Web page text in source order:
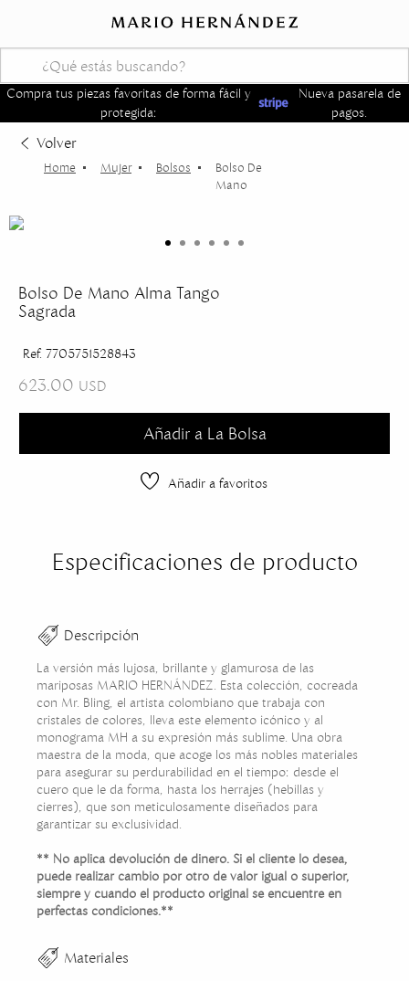
Compra tus piezas favoritas de forma fácil y
protegida:
Nueva pasarela de
pagos.
Volver
Mujer Bolsos
Bolso De
Mano
Bolso De Mano Alma Tango
Sagrada
Ref. 7705751528843
623.00 USD
Añadir a La Bolsa
Añadir a favoritos
Especificaciones de producto
Descripción
La versión más lujosa, brillante y glamurosa de las
mariposas MARIO HERNÁNDEZ. Esta colección, cocreada
con Mr. Bling, el artista colombiano que trabaja con
cristales de colores, lleva este elemento icónico y al
monograma MH a su expresión más sublime. Una obra
maestra de la moda, que acoge los más nobles materiales
para asegurar su perdurabilidad en el tiempo: desde el
cuero que le da forma, hasta los herrajes (hebillas y
cierres), que son meticulosamente diseñados para
garantizar su exclusividad.
** No aplica devolución de dinero. Si el cliente lo desea,
puede realizar cambio por otro de valor igual o superior,
siempre y cuando el producto original se encuentre en
perfectas condiciones.**
Materiales